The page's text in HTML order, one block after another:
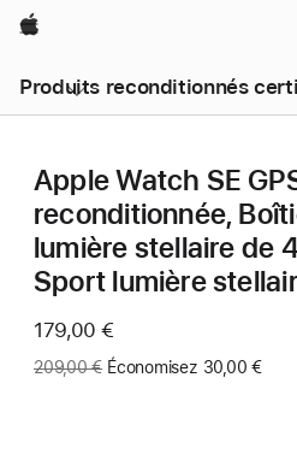
Apple
Produits reconditionnés
Apple Watch SE
reconditionnée,
lumière stellaire de
Sport lumière
Maintenant
179,00 €
Ancien
209,00 € Économisez 30,00 €